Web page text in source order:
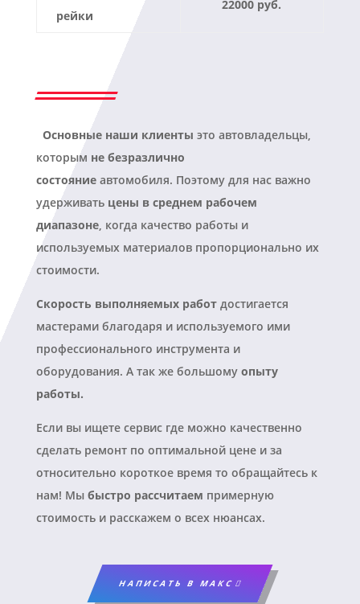
рейки
22000 руб.
Основные наши клиенты это автовладельцы,
которым не безразлично
состояниеавтомобиля. Поэтому для нас важно
удерживать цены в среднем рабочем
диапазоне, когда качество работы и
используемых материалов пропорционально их
стоимости.
Скорость выполняемых работдостигается
мастерами благодаря и используемого ими
профессионального инструмента и
оборудования. А так же большому опыту
работы.
Если вы ищете сервис где можно качественно
сделать ремонт по оптимальной цене и за
относительно короткое время то обращайтесь к
нам! Мы быстро рассчитаем примерную
стоимость и расскажем о всех нюансах.
НАПИСАТЬ В МАКС